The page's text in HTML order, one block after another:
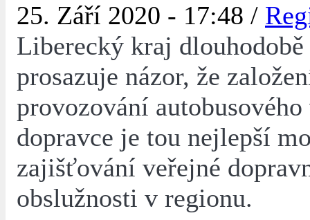
25. Září 2020 - 17:48 /
Liberecký kraj dlouhodobě
prosazuje názor, že
provozování
dopravce je tou nejlepší
zajišťování veřejné
obslužnosti v regionu.